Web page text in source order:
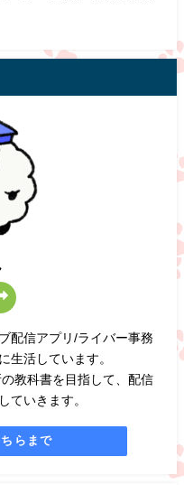
配信アプリ/ライバー事務
生活しています。
教科書を目指して、配信
ていきます。
らまで